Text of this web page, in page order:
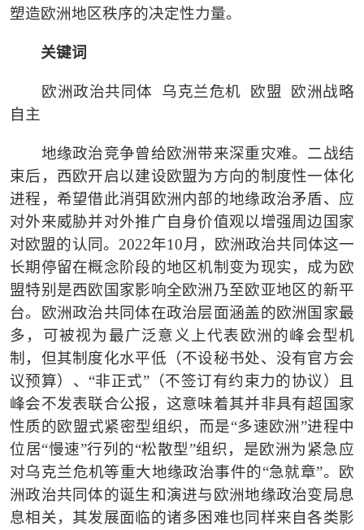
塑造欧洲地区秩序的决定性力量。
关键词
欧洲政治共同体
乌克兰危机 欧盟 欧洲战略
自主
地缘政治竞争曾给欧洲带来深重灾难。二战结
束后，西欧开启以建设欧盟为方向的制度性一体化
进程，希望借此消弭欧洲内部的地缘政治矛盾、应
对外来威胁并对外推广自身价值观以增强周边国家
对欧盟的认同。 2022年10月，欧洲政治共同体这一
长期停留在概念阶段的地区机制变为现实，成为欧
盟特别是西欧国家影响全欧洲乃至欧亚地区的新平
台。欧洲政治共同体在政治层面涵盖的欧洲国家最
多，可被视为最广泛意义上代表欧洲的峰会型机
制，但其制度化水平低（不设秘书处、没有官方会
议预算）、“非正式”（不签订有约束力的协议）且
峰会不发表联合公报，这意味着其并非具有超国家
性质的欧盟式紧密型组织，而是“多速欧洲”进程中
位居“慢速”行列的“松散型”组织，是欧洲为紧急应
对乌克兰危机等重大地缘政治事件的“急就章”。欧
洲政治共同体的诞生和演进与欧洲地缘政治变局息
息相关，其发展面临的诸多困难也同样来自各类影